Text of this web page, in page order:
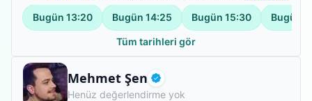
Bugün 13:20 Bugün 14:25 Bugün 15:30 Bugün
Tüm tarihleri gör
Mehmet Şen Doğrulanmış
Fizyoterapist
Henüz değerlendirme yok